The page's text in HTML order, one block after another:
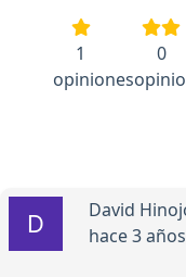
1
opiniones
0
David
hace 3